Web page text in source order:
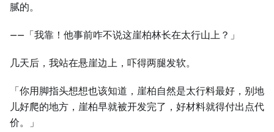
腻的。
——「我靠！他事前咋不说这崖柏林长在太行山上？」
几天后，我站在悬崖边上，吓得两腿发软。
「你用脚指头想想也该知道，崖柏自然是太行料最好，别地
儿好爬的地方，崖柏早就被开发完了，好材料就得付出点代
价。」